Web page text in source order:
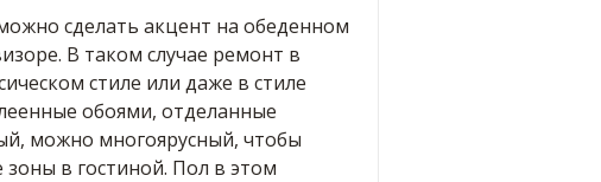
сделать акцент на обеденном
В таком случае ремонт в
стиле или даже в стиле
обоями, отделанные
можно многоярусный, чтобы
в гостиной. Пол в этом